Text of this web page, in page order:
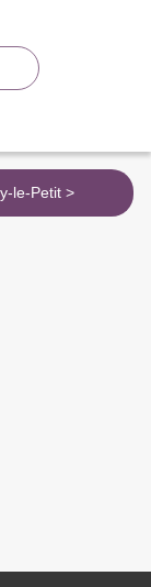
Rouy-le-Petit >